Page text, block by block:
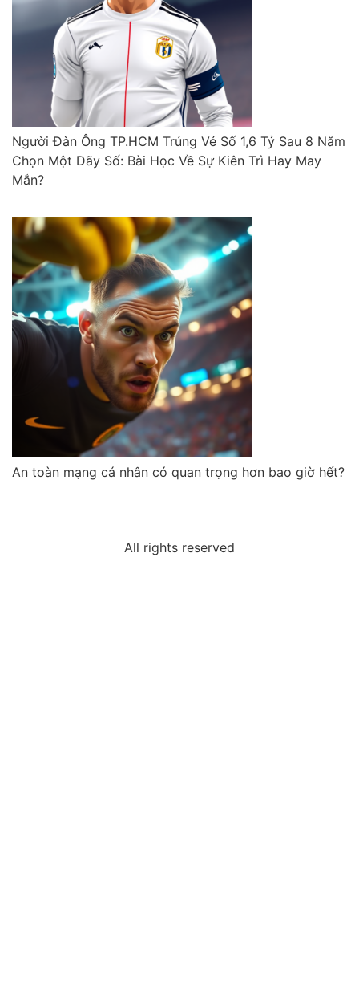
Người Đàn Ông TP.HCM Trúng Vé Số 1,6 Tỷ Sau 8 Năm
Chọn Một Dãy Số: Bài Học Về Sự Kiên Trì Hay May
Mắn?
An toàn mạng cá nhân có quan trọng hơn bao giờ hết?
All rights reserved